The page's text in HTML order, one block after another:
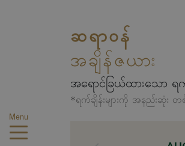
Menu
ဆရာဝန်
အချိန်ဇယား
အရောင်ခြယ်ထားသော ရ
*ရက်ချိန်းများကို အနည်းဆုံး